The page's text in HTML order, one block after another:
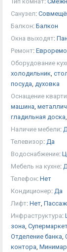
Санузел:
Балкон: Балкон
Окна выходят:
Ремонт:
Оборудование
холодильник,
посуда, духовка
Оснащение
машина,
гладильная доска,
Наличие мебели:
Телевизор: Да
Водоснабжение:
Мебель на кухне:
Телефон: Нет
Кондиционер: Да
Лифт: Нет,
Инфраструктура:
зона,
Отделение банка,
контора,